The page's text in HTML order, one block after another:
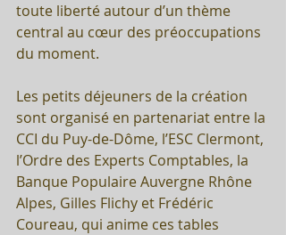
toute liberté autour d’un thème
central au cœur des préoccupations
du moment.
Les petits déjeuners de la création
sont organisé en partenariat entre la
CCI du Puy-de-Dôme, l’ESC Clermont,
l’Ordre des Experts Comptables, la
Banque Populaire Auvergne Rhône
Alpes, Gilles Flichy et Frédéric
Coureau, qui anime ces tables